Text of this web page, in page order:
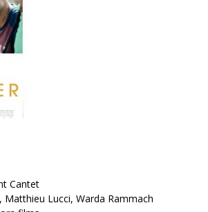
Cantet
Matthieu Lucci, Warda Rammach